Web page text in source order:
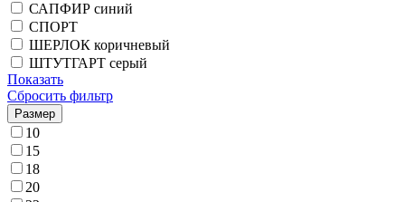
САПФИР синий
СПОРТ
ШЕРЛОК коричневый
ШТУТГАРТ серый
Показать
Сбросить фильтр
Размер
10
15
18
20